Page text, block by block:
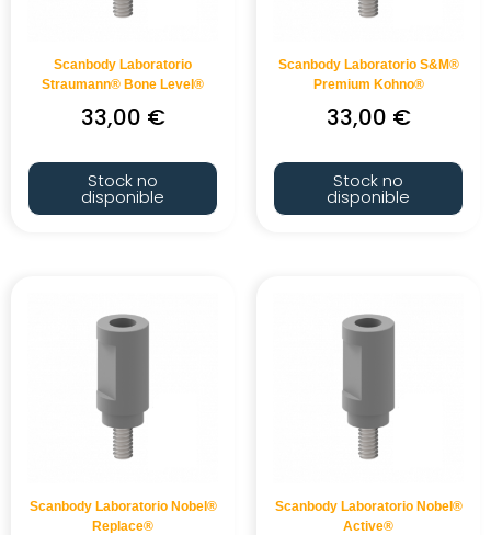
Scanbody Laboratorio
Straumann® Bone Level®
33,00 €
Stock no
disponible
Scanbody Laboratorio S&M®
Premium Kohno®
33,00 €
Stock no
disponible
Scanbody Laboratorio Nobel®
Replace®
Scanbody Laboratorio Nobel®
Active®